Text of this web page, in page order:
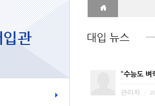
“수능도 벼
관리자